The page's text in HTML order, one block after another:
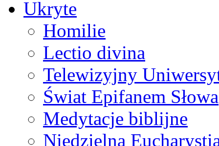
Ukryte
Homilie
Lectio divina
Telewizyjny
Świat Epifanem Słowa
Medytacje biblijne
Niedzielna